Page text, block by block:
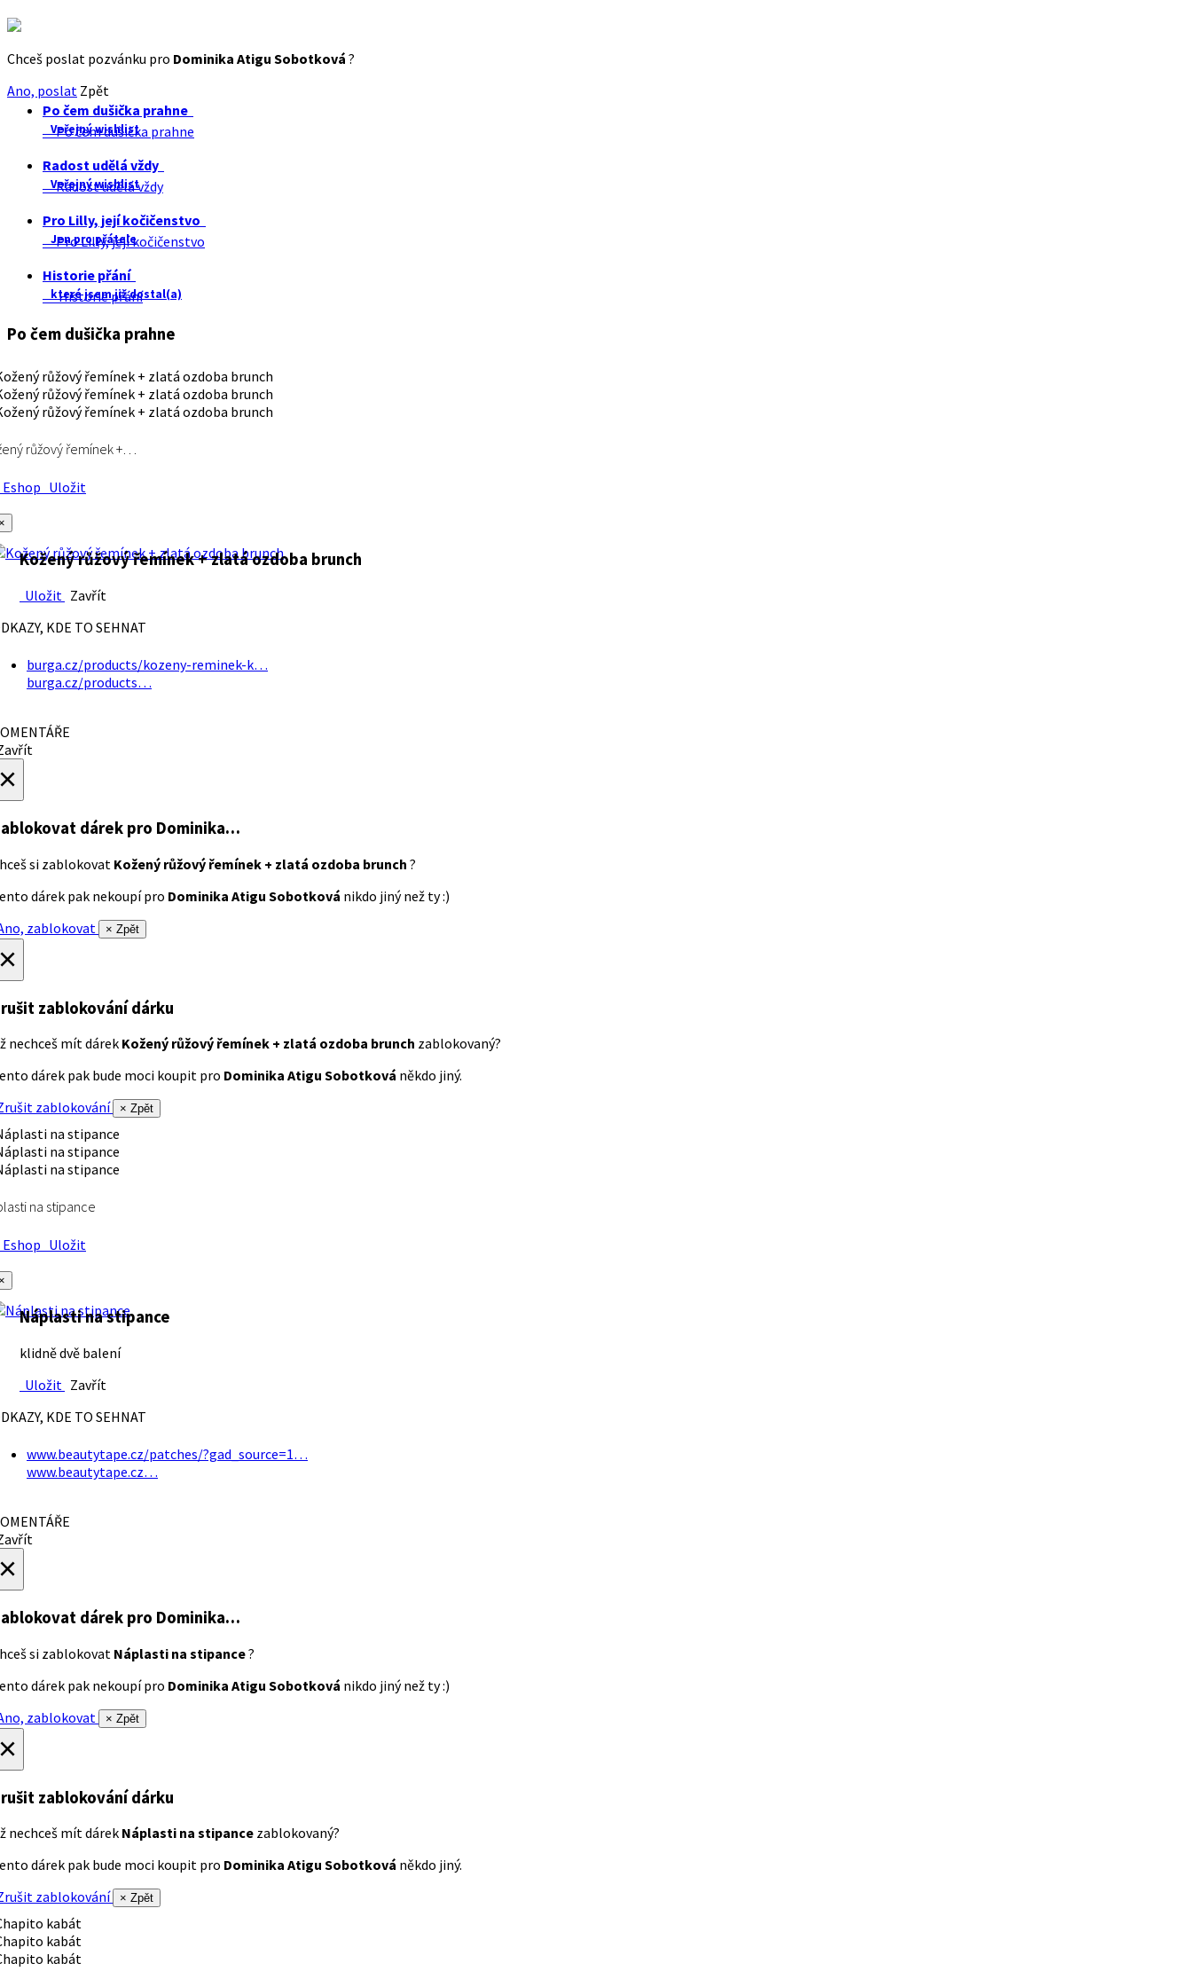
Chceš poslat pozvánku pro Dominika Atigu Sobotková ?
Ano, poslat Zpět
Po čem dušička prahne
Veřejný wishlist
Po čem dušička prahne
Radost udělá vždy
Veřejný wishlist
Radost udělá vždy
Pro Lilly, její kočičenstvo
Jen pro přátele
Pro Lilly, její kočičenstvo
Historie přání
které jsem již dostal(a)
Historie přání
Po čem dušička prahne
růžový řemínek +…
Uložit
Kožený růžový řemínek + zlatá ozdoba brunch
Uložit Zavřít
KDE TO SEHNAT
burga.cz/products/kozeny-reminek-k…
burga.cz/products…
dárek pro Dominika…
si zablokovat Kožený růžový řemínek + zlatá ozdoba brunch ?
dárek pak nekoupí pro Dominika Atigu Sobotková nikdo jiný než ty :)
zablokovat
× Zpět
zablokování dárku
nechceš mít dárek Kožený růžový řemínek + zlatá ozdoba brunch zablokovaný?
dárek pak bude moci koupit pro Dominika Atigu Sobotková někdo jiný.
zablokování
× Zpět
na stipance
Uložit
Náplasti na stipance
klidně dvě balení
Uložit Zavřít
KDE TO SEHNAT
www.beautytape.cz/patches/?gad_source=1…
www.beautytape.cz…
dárek pro Dominika…
si zablokovat Náplasti na stipance?
dárek pak nekoupí pro Dominika Atigu Sobotková nikdo jiný než ty :)
zablokovat
× Zpět
zablokování dárku
nechceš mít dárek Náplasti na stipance zablokovaný?
dárek pak bude moci koupit pro Dominika Atigu Sobotková někdo jiný.
zablokování
× Zpět